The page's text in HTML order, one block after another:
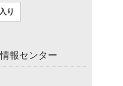
り
報センター